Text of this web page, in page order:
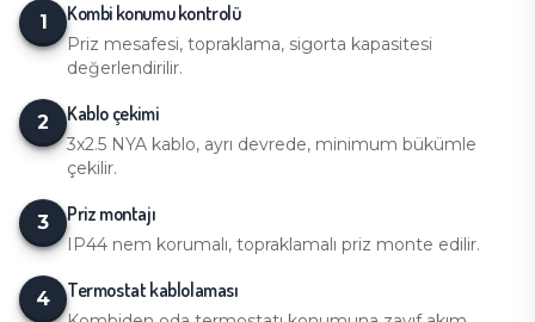
1 Kombi konumu kontrolü
Priz mesafesi, topraklama, sigorta kapasitesi
değerlendirilir.
2 Kablo çekimi
3x2.5 NYA kablo, ayrı devrede, minimum bükümle
çekilir.
3 Priz montajı
IP44 nem korumalı, topraklamalı priz monte edilir.
4 Termostat kablolaması